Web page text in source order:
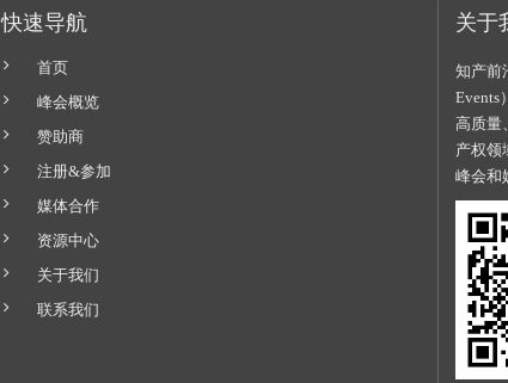
快速导航
首页
峰会概览
赞助商
注册&参加
媒体合作
资源中心
关于我们
联系我们
关于
知产前
Events
高质量
产权领
峰会和